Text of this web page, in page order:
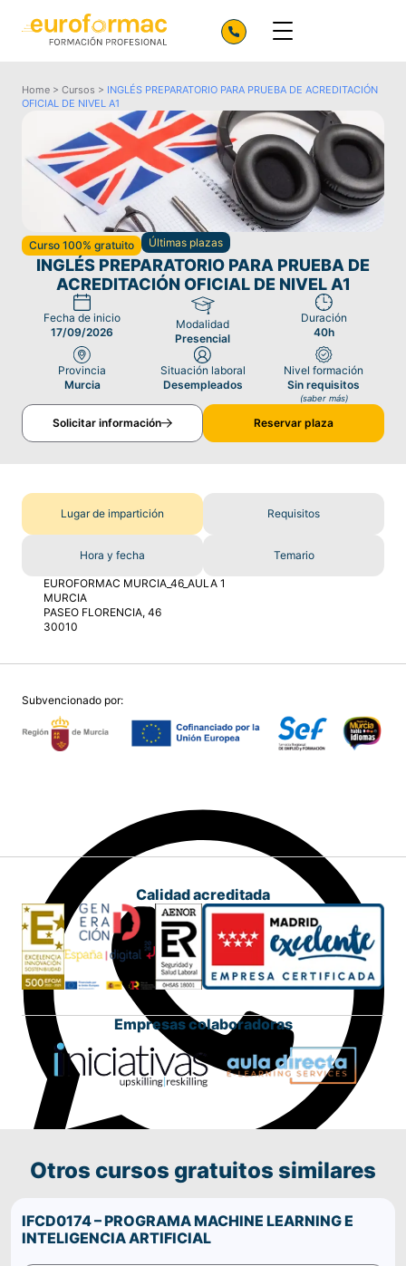
Home > Cursos > INGLÉS PREPARATORIO PARA PRUEBA DE ACREDITACIÓN
OFICIAL DE NIVEL A1
Curso 100% gratuito Últimas plazas
INGLÉS PREPARATORIO PARA PRUEBA DE
ACREDITACIÓN OFICIAL DE NIVEL A1
Fecha de inicio
17/09/2026
Modalidad
Presencial
Duración
40h
Provincia
Murcia
Situación laboral
Desempleados
Nivel formación
Sin requisitos
(saber más)
Solicitar información Reservar plaza
Lugar de impartición Requisitos
Hora y fecha Temario
EUROFORMAC MURCIA_46_AULA 1
MURCIA
PASEO FLORENCIA, 46
30010
Subvencionado por:
Calidad acreditada
Empresas colaboradoras
Otros cursos gratuitos similares
IFCD0174 – PROGRAMA MACHINE LEARNING E
INTELIGENCIA ARTIFICIAL